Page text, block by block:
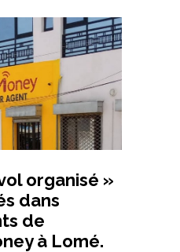
organisé »
dans
de
à Lomé.